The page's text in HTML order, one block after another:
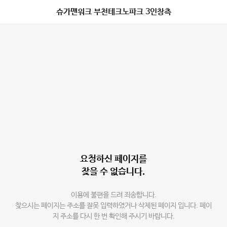
슈가맨워크 부천테크노파크 3인창측
요청하신 페이지를
찾을 수 없습니다.
이용에 불편을 드려 죄송합니다.
찾으시는 페이지는 주소를 잘못 입력하였거나 삭제된 페이지 입니다. 페이
지 주소를 다시 한 번 확인해 주시기 바랍니다.